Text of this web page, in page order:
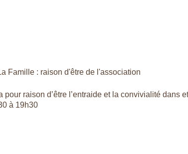
raison d’être l’entraide et la convivialité dans
à 19h30